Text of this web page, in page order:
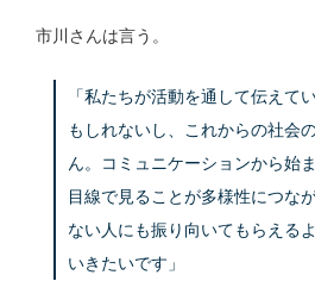
市川さんは言う。
「私たちが活動を通して伝えて
もしれないし、これからの社会
ん。コミュニケーションから始
目線で見ることが多様性につな
ない人にも振り向いてもらえる
いきたいです」